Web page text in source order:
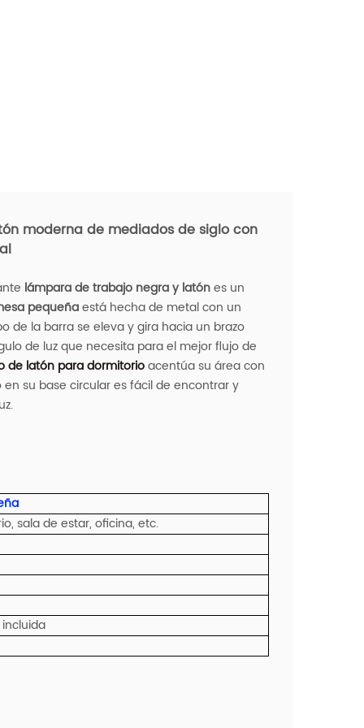
moderna de mediados de siglo con
lámpara de trabajo negra y latónes un
pequeñaestá hecha de metal con un
de la barra se eleva y gira hacia un brazo
de luz que necesita para el mejor flujo de
de latón para dormitorioacentúa su área con
su base circular es fácil de encontrar y
sala de estar, oficina, etc.